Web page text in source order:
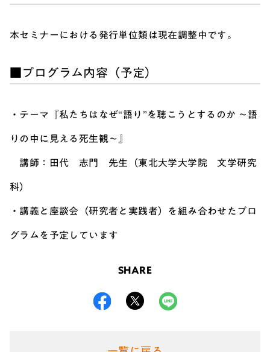
本セミナーにおける発行単位類は現在調整中です。
■プログラム内容（予定）
・テーマ『私たちはなぜ“語り”を聴こうとするのか 〜語
りの中に見える死生観〜』
講師：田代 志門 先生（東北大学大学院 文学研究
科）
・講義と座談会（研究者と実践者）を組み合わせたプロ
グラムを予定しています
SHARE